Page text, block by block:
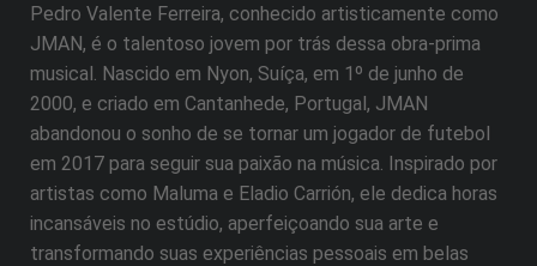
Pedro Valente Ferreira, conhecido artisticamente como
JMAN, é o talentoso jovem por trás dessa obra-prima
musical. Nascido em Nyon, Suíça, em 1º de junho de
2000, e criado em Cantanhede, Portugal, JMAN
abandonou o sonho de se tornar um jogador de futebol
em 2017 para seguir sua paixão na música. Inspirado por
artistas como Maluma e Eladio Carrión, ele dedica horas
incansáveis ​​no estúdio, aperfeiçoando sua arte e
transformando suas experiências pessoais em belas